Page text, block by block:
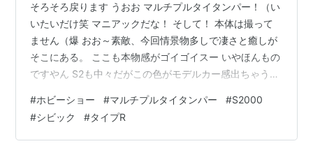
そろそろ戻ります うおお マルチプルタイタンパー！（い
いたいだけ笑 マニアックだな！ そして！ 本体は撮って
ません（爆 おお～素敵、今回情景物多しで凄さと癒しが
そこにある。 ここも本物感がゴイゴイスー いやほんもの
ですやん S2も中々だがこの色がモデルカー感出ちゃうの
ら あらこちらのEKも素敵 これまた良く出来てる（としか
言いようがない これで外観カスタム出来たらなお最高だ
がそれ幾らよって つか出来れば面白い。 モデルカーの世
#ホビーショー #マルチプルタイタンパー #S2000
#シビック #タイプR